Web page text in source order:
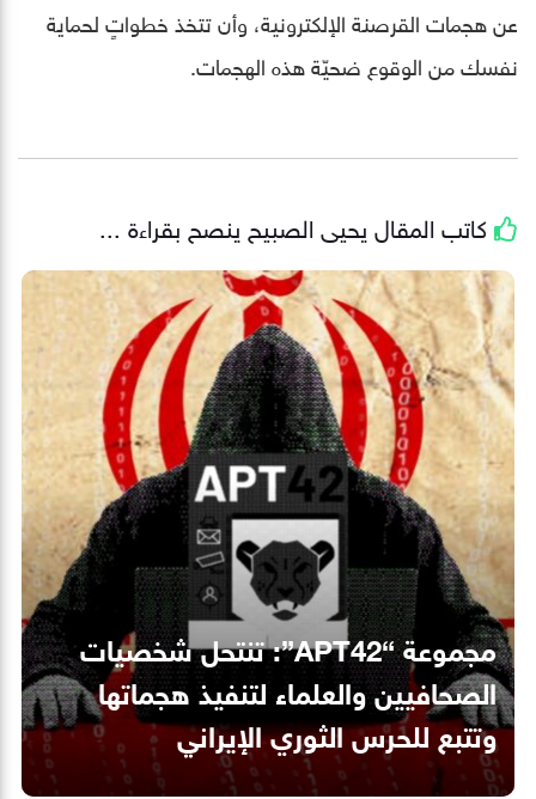
عن هجمات القرصنة الإلكترونية، وأن تتخذ خطواتٍ لحماية
نفسك من الوقوع ضحيّة هذه الهجمات.
كاتب المقال يحيى الصبيح ينصح بقراءة ...
مجموعة “APT42”: تنتحل شخصيات
الصحافيين والعلماء لتنفيذ هجماتها
وتتبع للحرس الثوري الإيراني